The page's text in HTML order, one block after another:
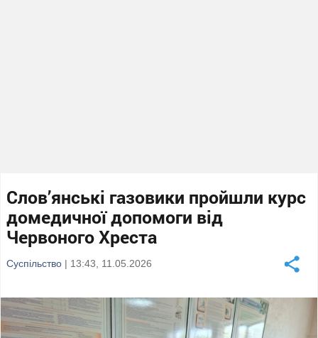
Слов’янські газовики пройшли курс
домедичної допомоги від
Червоного Хреста
Суспільство | 13:43, 11.05.2026